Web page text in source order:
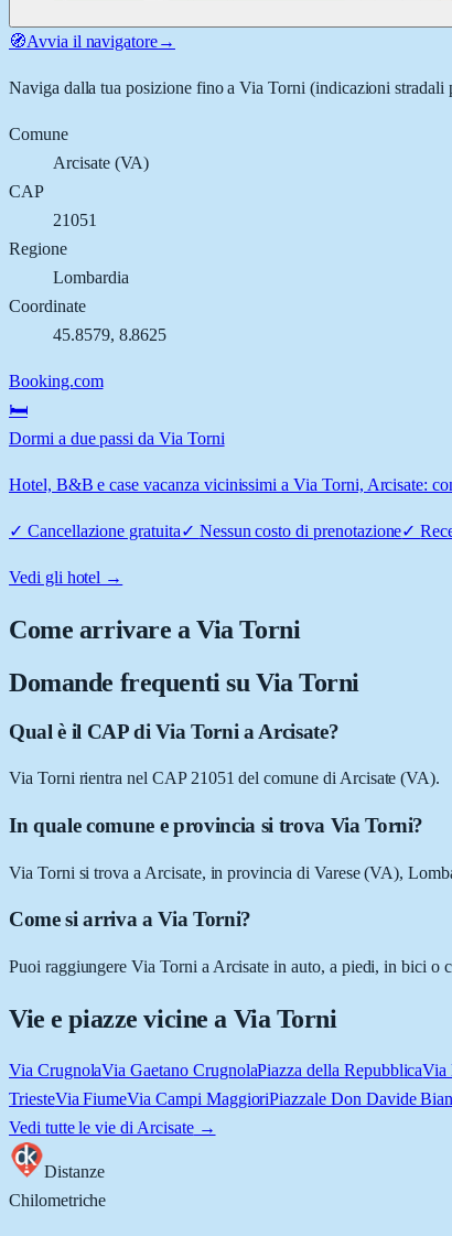
🧭Avvia il navigatore→
Naviga dalla tua posizione fino aVia Torni (indicazioni stradali
Comune
Arcisate(VA)
CAP
21051
Regione
Lombardia
Coordinate
45.8579, 8.8625
Booking.com
🛏️
Dormi a due passi da Via Torni
Hotel, B&B e case vacanza vicinissimi a Via Torni, Arcisate:
✓ Cancellazione gratuita✓ Nessun costo di prenotazione✓
Vedi gli hotel →
Come arrivare aVia Torni
Domande frequenti su Via Torni
Qual è il CAP di Via Torni a Arcisate?
Via Torni rientra nel CAP 21051 del comune di Arcisate (VA).
In quale comune e provincia si trova Via Torni?
Via Torni si trova a Arcisate, in provincia di Varese (VA),
Come si arriva a Via Torni?
Puoi raggiungere Via Torni a Arcisate in auto, a piedi, in bici o
Vie e piazze vicine a Via Torni
Via CrugnolaVia Gaetano CrugnolaPiazza della RepubblicaVia
TriesteVia FiumeVia Campi MaggioriPiazzale Don Davide
Vedi tutte le vie di Arcisate→
Distanze
Chilometriche